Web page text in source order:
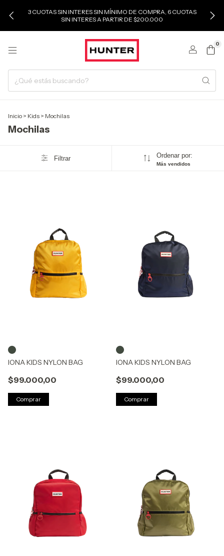
3 CUOTAS SIN INTERES SIN MÍNIMO DE COMPRA, 6 CUOTAS
SIN INTERES A PARTIR DE $200.000
0
Inicio > Kids > Mochilas
Mochilas
Filtrar Ordenar por:
Más vendidos
IONA KIDS NYLON BAG
$99.000,00
Comprar
IONA KIDS NYLON BAG
$99.000,00
Comprar